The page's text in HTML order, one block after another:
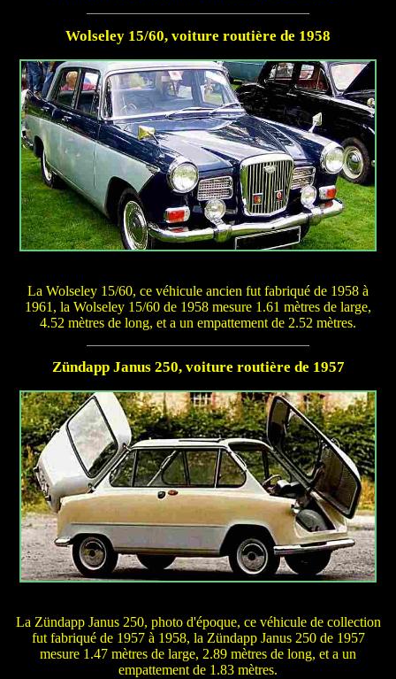
Wolseley 15/60, voiture routière de 1958
La Wolseley 15/60, ce véhicule ancien fut fabriqué de 1958 à
1961, la Wolseley 15/60 de 1958 mesure 1.61 mètres de large,
4.52 mètres de long, et a un empattement de 2.52 mètres.
Zündapp Janus 250, voiture routière de 1957
La Zündapp Janus 250, photo d'époque, ce véhicule de collection
fut fabriqué de 1957 à 1958, la Zündapp Janus 250 de 1957
mesure 1.47 mètres de large, 2.89 mètres de long, et a un
empattement de 1.83 mètres.